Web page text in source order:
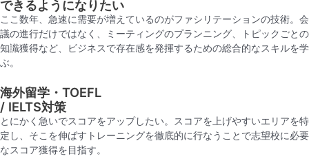
できるようになりたい
ここ数年、急速に需要が増えているのがファシリテーションの技術。会
議の進行だけではなく、ミーティングのプランニング、トピックごとの
知識獲得など、ビジネスで存在感を発揮するための総合的なスキルを学
ぶ。
海外留学・TOEFL
/ IELTS対策
とにかく急いでスコアをアップしたい。スコアを上げやすいエリアを特
定し、そこを伸ばすトレーニングを徹底的に行なうことで志望校に必要
なスコア獲得を目指す。